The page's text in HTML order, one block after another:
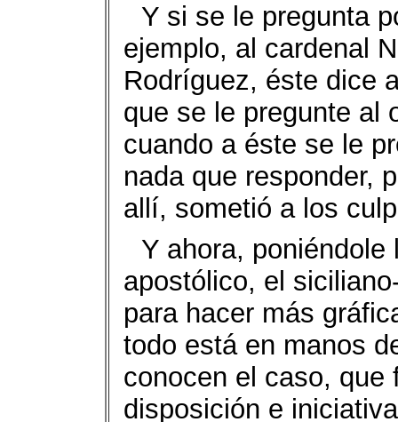
Y si se le pregunta
ejemplo, al cardenal
Rodríguez, éste dice
que se le pregunte al
cuando a éste se le
nada que responder,
allí, sometió a los
Y ahora,
apostólico, el
para hacer más
todo está en manos
conocen el caso, que
disposición e